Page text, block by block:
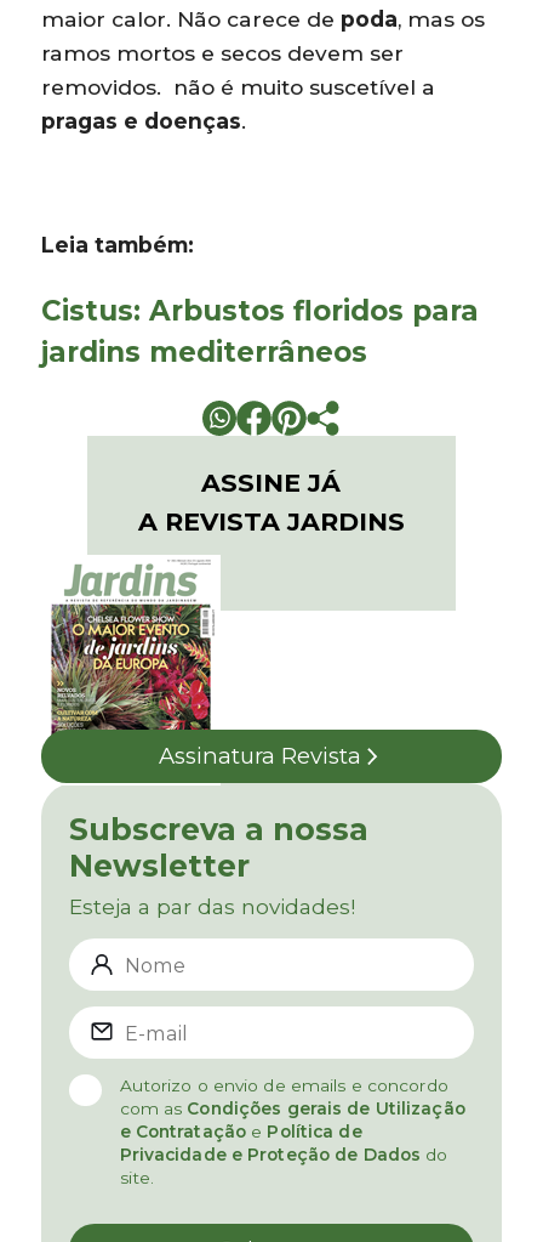
maior calor. Não carece de poda, mas os
ramos mortos e secos devem ser
removidos. não é muito suscetível a
pragas e doenças.
Leia também:
Cistus: Arbustos floridos para
jardins mediterrâneos
ASSINE JÁ
A REVISTA JARDINS
Assinatura Revista
Subscreva a nossa
Newsletter
Esteja a par das novidades!
Autorizo o envio de emails e concordo
com as Condições gerais de Utilização
e Contratação e Política de
Privacidade e Proteção de Dados do
site.